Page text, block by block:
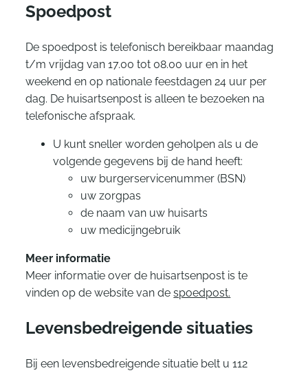
Spoedpost
De spoedpost is telefonisch bereikbaar maandag
t/m vrijdag van 17.00 tot 08.00 uur en in het
weekend en op nationale feestdagen 24 uur per
dag. De huisartsenpost is alleen te bezoeken na
telefonische afspraak.
U kunt sneller worden geholpen als u de
volgende gegevens bij de hand heeft:
uw burgerservicenummer (BSN)
uw zorgpas
de naam van uw huisarts
uw medicijngebruik
Meer informatie
Meer informatie over de huisartsenpost is te
vinden op de website van despoedpost.
Levensbedreigende situaties
Bij een levensbedreigende situatie belt u 112